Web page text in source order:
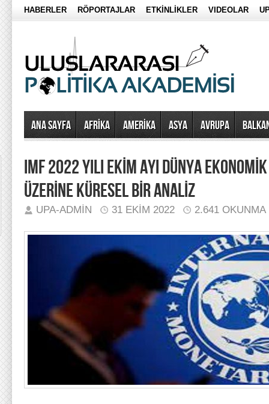
HABERLER RÖPORTAJLAR ETKİNLİKLER VIDEOLAR
Ana Sayfa AFRİKA AMERİKA ASYA AVRUPA
IMF 2022 YILI EKİM AYI DÜNYA EKONOMİK
ÜZERİNE KÜRESEL BİR ANALİZ
UPA-ADMIN 31 EKIM 2022 2.641 OKUNMA